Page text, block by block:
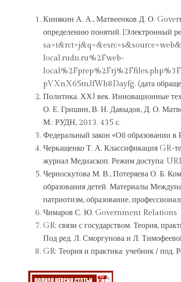
Кинякин А. А., Матвеенков Д. О.
определению понятий. [Электронный
local.rudn.ru%2Fweb-
pVXnX65mJfWh8Dayfg. (дата
Политика. ХХI век. Инновационные
О. Е. Гришин, В. Н. Давыдов, Д. О.
М.: РУДН, 2013. 435 с.
Федеральный закон «Об образовании
Черкащенко Т. А. Классификация GR-
журнал Медиаскоп. Режим доступа:
Черноскутова М. В., Потеряева О. Б.
образования детей. Материалы
патриотизм, образование,
Чимаров С. Ю. Government Relations
GR: связи с государством. Теория,
Под ред. Л. Сморгунова и Л.
GR: Теория и практика: учебник /